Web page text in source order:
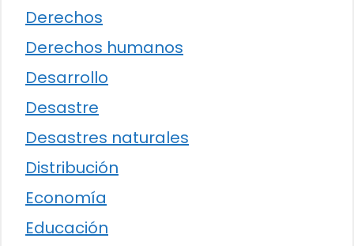
Derechos
Derechos humanos
Desarrollo
Desastre
Desastres naturales
Distribución
Economía
Educación